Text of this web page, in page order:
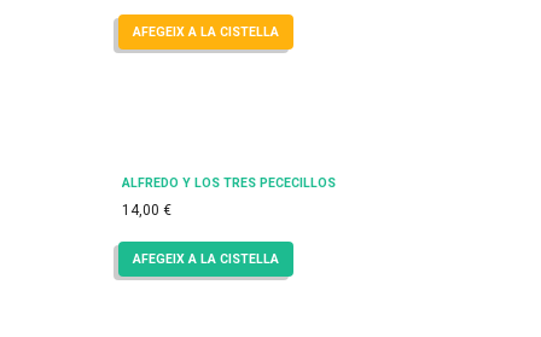
AFEGEIX A LA CISTELLA
ALFREDO Y LOS TRES PECECILLOS
14,00 €
AFEGEIX A LA CISTELLA